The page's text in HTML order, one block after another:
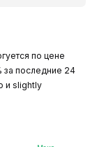
по цене
за последние 24
и slightly